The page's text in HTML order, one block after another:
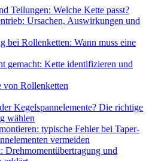
Teilungen: Welche Kette passt?
Ursachen, Auswirkungen und
bei Rollenketten: Wann muss eine
gemacht: Kette identifizieren und
von Rollenketten
Kegelspannelemente? Die richtige
wählen
typische Fehler bei Taper-
vermeiden
und